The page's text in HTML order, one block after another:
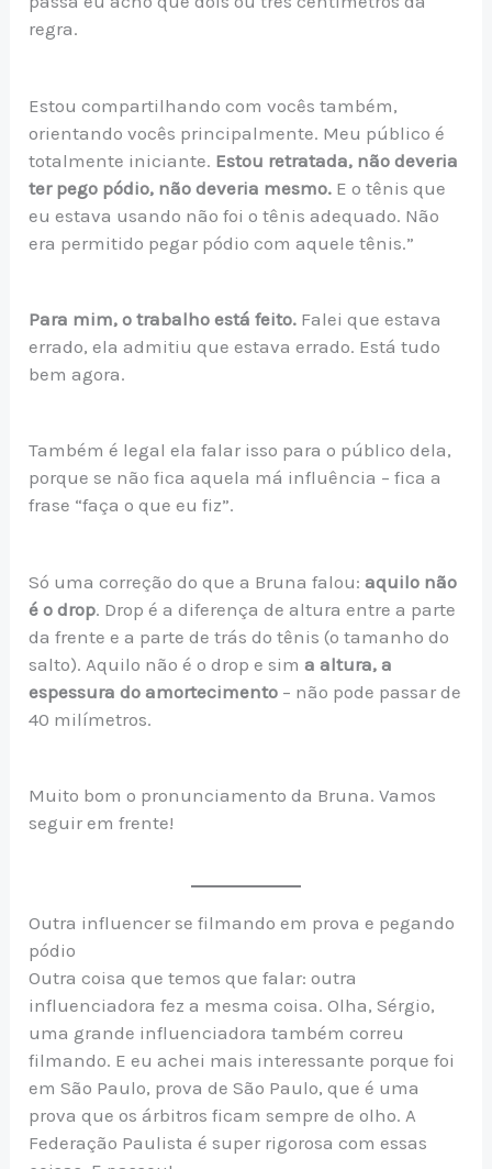
regra.
Estou compartilhando com vocês também,
orientando vocês principalmente. Meu público é
totalmente iniciante. Estou retratada, não deveria
ter pego pódio, não deveria mesmo. E o tênis que
eu estava usando não foi o tênis adequado. Não
era permitido pegar pódio com aquele tênis.”
Para mim, o trabalho está feito. Falei que estava
errado, ela admitiu que estava errado. Está tudo
bem agora.
Também é legal ela falar isso para o público dela,
porque se não fica aquela má influência – fica a
frase “faça o que eu fiz”.
Só uma correção do que a Bruna falou:aquilo não
é o drop. Drop é a diferença de altura entre a parte
da frente e a parte de trás do tênis (o tamanho do
salto). Aquilo não é o drop e sima altura, a
espessura do amortecimento – não pode passar de
40 milímetros.
Muito bom o pronunciamento da Bruna. Vamos
seguir em frente!
Outra influencer se filmando em prova e pegando
pódio
Outra coisa que temos que falar: outra
influenciadora fez a mesma coisa. Olha, Sérgio,
uma grande influenciadora também correu
filmando. E eu achei mais interessante porque foi
em São Paulo, prova de São Paulo, que é uma
prova que os árbitros ficam sempre de olho. A
Federação Paulista é super rigorosa com essas